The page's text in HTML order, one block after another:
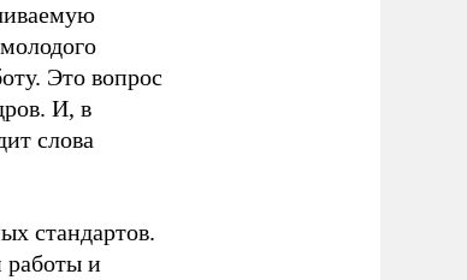
Это вопрос
И, в
слова
стандартов.
работы и